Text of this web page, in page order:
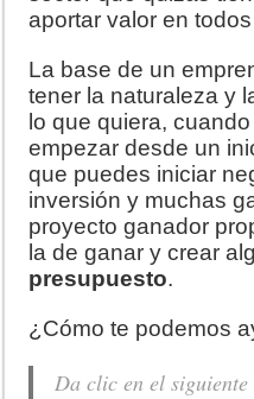
aportar valor en
La base de un
tener la naturaleza y
lo que quiera,
empezar desde un
que puedes iniciar
inversión y muchas
proyecto ganador
la de ganar y crear
presupuesto.
¿Cómo te podemos
Da clic en el